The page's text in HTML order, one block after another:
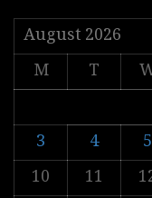
August 2026
M
T
3
4 5
10
11